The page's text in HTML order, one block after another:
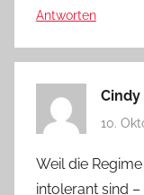
Antworten
Cindy
10.
Weil die
intolerant sind